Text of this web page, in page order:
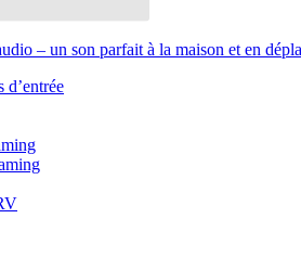
– un son parfait à la maison et en
d’entrée